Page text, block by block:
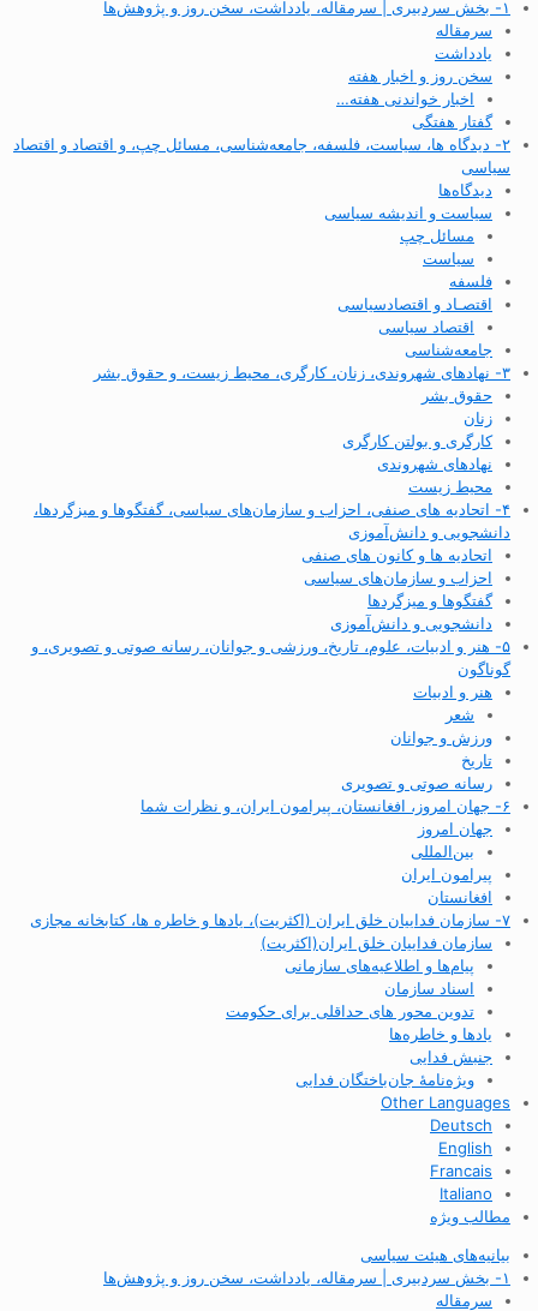
۱- بخش سردبیری | سرمقاله، یادداشت، سخن روز و پژوهش‌ها
سرمقاله
یادداشت
سخن روز و اخبار هفته
اخبار خواندنی هفته…
گفتار هفتگی
۲- دیدگاه ها، سیاست، فلسفه، جامعه‌شناسی، مسائل چپ، و اقتصاد و اقتصاد
سیاسی
دیدگاه‌ها
سیاست و اندیشه سیاسی
مسائل چپ
سیاست
فلسفه
اقتصـاد و اقتصاد‌سیاسی
اقتصاد سیاسی
جامعه‌شناسی
۳- نهادهای شهروندی، زنان، کارگری، محیط زیست، و حقوق بشر
حقوق بشر
زنان
کارگری و بولتن کارگری
نهادهای شهروندی
محیط زیست
۴- اتحادیه های صنفی، احزاب و سازمان‌های سیاسی، گفتگوها و میزگردها،
دانشجویی و دانش‌آموزی
اتحادیه ها و کانون های صنفی
احزاب و سازمان‌های سیاسی
گفتگوها و میزگردها
دانشجویی و دانش‌آموزی
۵- هنر و ادبیات، علوم، تاریخ، ورزشی و جوانان، رسانه صوتی و تصویری، و
گوناگون
هنر و ادبیات
شعر
ورزش و جوانان
تاریخ
رسانه صوتی و تصویری
۶- جهان امروز، افغانستان، پیرامون ایران، و نظرات شما
جهان امروز
بین‌المللی
پیرامون ایران
افغانستان
۷- سازمان فداییان خلق ایران (اکثریت)، یادها و خاطره ها، کتابخانه مجازی
سازمان فداییان خلق ایران(اکثریت)
پیام‌ها و اطلاعیه‌های سازمانی
اسناد سازمان
تدوین محور های حداقلی برای حکومت
یادها و خاطره‌ها
جنبش فدایی
ویژه‌نامهٔ جان‌باختگان فدایی
Other Languages
Deutsch
English
Francais
Italiano
مطالب ویژه
بیانیه‌های هیئت سیاسی
۱- بخش سردبیری | سرمقاله، یادداشت، سخن روز و پژوهش‌ها
سرمقاله